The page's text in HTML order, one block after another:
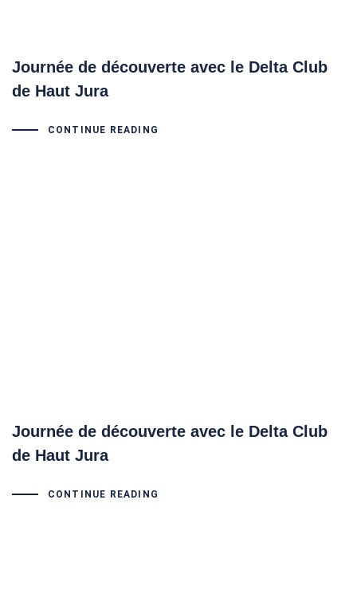
Journée de découverte avec le Delta Club
de Haut Jura
CONTINUE READING
Journée de découverte avec le Delta Club
de Haut Jura
CONTINUE READING